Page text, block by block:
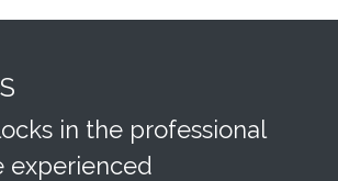
in the professional
experienced